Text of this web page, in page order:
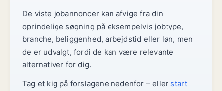
De viste jobannoncer kan afvige fra din
oprindelige søgning på eksempelvis jobtype,
branche, beliggenhed, arbejdstid eller løn, men
de er udvalgt, fordi de kan være relevante
alternativer for dig.
Tag et kig på forslagene nedenfor – eller start